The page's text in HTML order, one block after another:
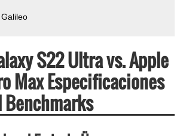
Galileo
S22 Ultra vs. Apple
Max Especificaciones